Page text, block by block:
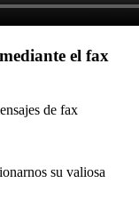
el fax
de fax
su valiosa